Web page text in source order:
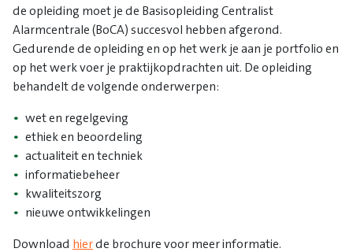
de opleiding moet je de Basisopleiding Centralist
Alarmcentrale (BoCA) succesvol hebben afgerond.
Gedurende de opleiding en op het werk je aan je portfolio en
op het werk voer je praktijkopdrachten uit. De opleiding
behandelt de volgende onderwerpen:
wet en regelgeving
ethiek en beoordeling
actualiteit en techniek
informatiebeheer
kwaliteitszorg
nieuwe ontwikkelingen
Download hierde brochure voor meer informatie.